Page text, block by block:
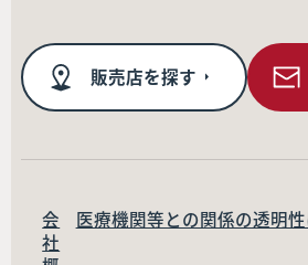
販売店を探す
会
社
医療機関等との関係の透明